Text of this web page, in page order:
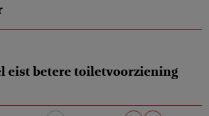
eist betere toiletvoorziening